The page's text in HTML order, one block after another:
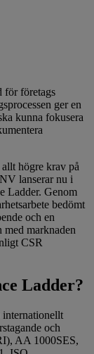
för företags
ger en
kunna fokusera
allt högre krav på
lanserar nu i
Ladder. Genom
bedömt
och en
marknaden
CSR
Ladder?
internationellt
och
AA 1000SES,